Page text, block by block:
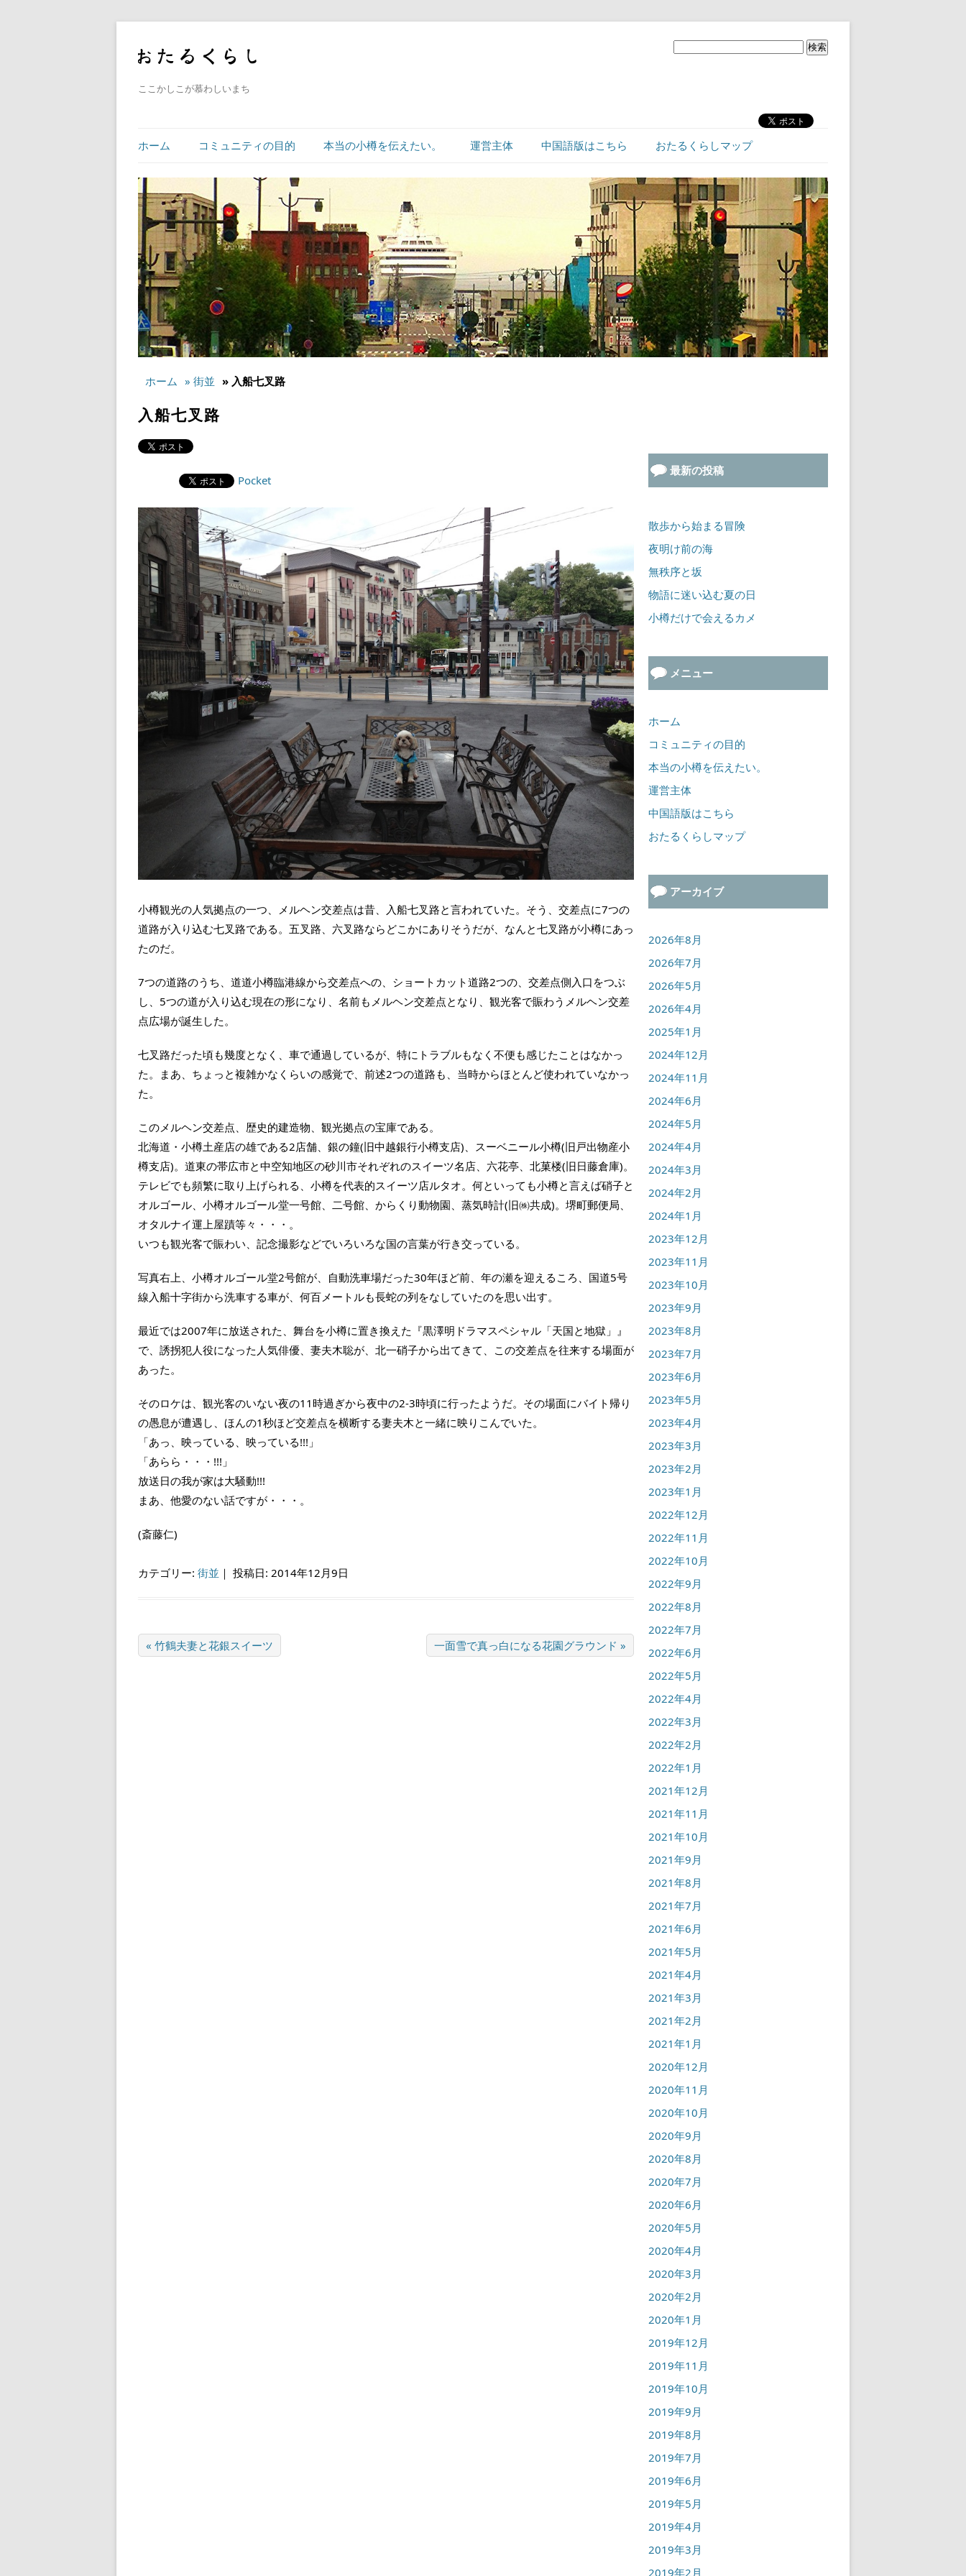
ここかしこが慕わしいまち
ホーム コミュニティの目的 本当の小樽を伝えたい。 運営主体 中国語版はこちら おたるくらしマップ
ホーム » 街並 » 入船七叉路
入船七叉路
Pocket
小樽観光の人気拠点の一つ、メルヘン交差点は昔、入船七叉路と言われていた。そう、交差点に7つの
道路が入り込む七叉路である。五叉路、六叉路ならどこかにありそうだが、なんと七叉路が小樽にあっ
たのだ。
7つの道路のうち、道道小樽臨港線から交差点への、ショートカット道路2つの、交差点側入口をつぶ
し、5つの道が入り込む現在の形になり、名前もメルヘン交差点となり、観光客で賑わうメルヘン交差
点広場が誕生した。
七叉路だった頃も幾度となく、車で通過しているが、特にトラブルもなく不便も感じたことはなかっ
た。まあ、ちょっと複雑かなくらいの感覚で、前述2つの道路も、当時からほとんど使われていなかっ
た。
このメルヘン交差点、歴史的建造物、観光拠点の宝庫である。
北海道・小樽土産店の雄である2店舗、銀の鐘(旧中越銀行小樽支店)、スーベニール小樽(旧戸出物産小
樽支店)。道東の帯広市と中空知地区の砂川市それぞれのスイーツ名店、六花亭、北菓楼(旧日藤倉庫)。
テレビでも頻繁に取り上げられる、小樽を代表的スイーツ店ルタオ。何といっても小樽と言えば硝子と
オルゴール、小樽オルゴール堂一号館、二号館、からくり動物園、蒸気時計(旧㈱共成)。堺町郵便局、
オタルナイ運上屋蹟等々・・・。
いつも観光客で賑わい、記念撮影などでいろいろな国の言葉が行き交っている。
写真右上、小樽オルゴール堂2号館が、自動洗車場だった30年ほど前、年の瀬を迎えるころ、国道5号
線入船十字街から洗車する車が、何百メートルも長蛇の列をなしていたのを思い出す。
最近では2007年に放送された、舞台を小樽に置き換えた『黒澤明ドラマスペシャル「天国と地獄」』
で、誘拐犯人役になった人気俳優、妻夫木聡が、北一硝子から出てきて、この交差点を往来する場面が
あった。
そのロケは、観光客のいない夜の11時過ぎから夜中の2-3時頃に行ったようだ。その場面にバイト帰り
の愚息が遭遇し、ほんの1秒ほど交差点を横断する妻夫木と一緒に映りこんでいた。
「あっ、映っている、映っている!!!」
「あらら・・・!!!」
放送日の我が家は大騒動!!!
まあ、他愛のない話ですが・・・。
(斎藤仁)
カテゴリー: 街並 ｜ 投稿日: 2014年12月9日
« 竹鶴夫妻と花銀スイーツ 一面雪で真っ白になる花園グラウンド »
最新の投稿
散歩から始まる冒険
夜明け前の海
無秩序と坂
物語に迷い込む夏の日
小樽だけで会えるカメ
メニュー
ホーム
コミュニティの目的
本当の小樽を伝えたい。
運営主体
中国語版はこちら
おたるくらしマップ
アーカイブ
2026年8月
2026年7月
2026年5月
2026年4月
2025年1月
2024年12月
2024年11月
2024年6月
2024年5月
2024年4月
2024年3月
2024年2月
2024年1月
2023年12月
2023年11月
2023年10月
2023年9月
2023年8月
2023年7月
2023年6月
2023年5月
2023年4月
2023年3月
2023年2月
2023年1月
2022年12月
2022年11月
2022年10月
2022年9月
2022年8月
2022年7月
2022年6月
2022年5月
2022年4月
2022年3月
2022年2月
2022年1月
2021年12月
2021年11月
2021年10月
2021年9月
2021年8月
2021年7月
2021年6月
2021年5月
2021年4月
2021年3月
2021年2月
2021年1月
2020年12月
2020年11月
2020年10月
2020年9月
2020年8月
2020年7月
2020年6月
2020年5月
2020年4月
2020年3月
2020年2月
2020年1月
2019年12月
2019年11月
2019年10月
2019年9月
2019年8月
2019年7月
2019年6月
2019年5月
2019年4月
2019年3月
2019年2月